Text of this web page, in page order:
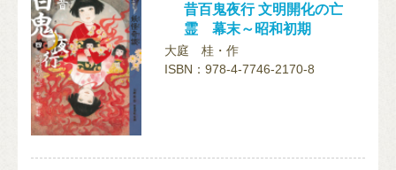
昔百鬼夜行 文明開化の亡
霊 幕末～昭和初期
大庭 桂・作
ISBN：978-4-7746-2170-8